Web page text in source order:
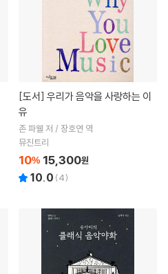
[도서]
유
존 파웰 저 / 장호연 역
뮤진트리
10% 15,300원
10.0 (4)